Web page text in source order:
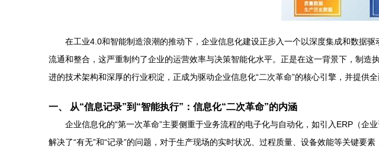
在工业4.0和智能制造浪潮的推动下，企业信息化建设正步入一个以深度集成和数据
流通和整合，这严重制约了企业的运营效率与决策智能化水平。正是在这一背景下，制
进的技术架构和深厚的行业积淀，正成为驱动企业信息化“二次革命”的核心引擎，并提供
一、 从“信息记录”到“智能执行”：信息化“二次革命”的内涵
企业信息化的“第一次革命”主要侧重于业务流程的电子化与自动化，如引入ERP（
解决了“有无”和“记录”的问题，对于生产现场的实时状况、过程质量、设备效能等关键要